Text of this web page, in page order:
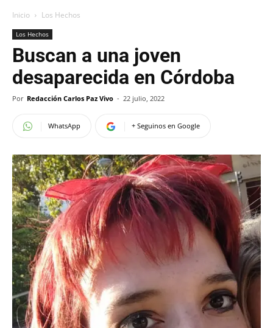
Inicio Los Hechos
Los Hechos
Buscan a una joven
desaparecida en Córdoba
Por Redacción Carlos Paz Vivo - 22 julio, 2022
WhatsApp + Seguinos en Google